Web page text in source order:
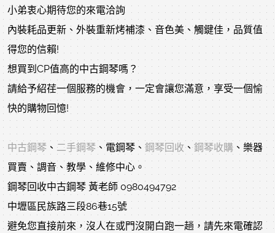
小弟衷心期待您的來電洽詢
內裝耗品更新、外裝重新烤補漆、音色美、觸鍵佳，品質值
得您的信賴!
想買到CP值高的中古鋼琴嗎？
請給予紹荏一個服務的機會，一定會讓您滿意，享受一個愉
快的購物回憶!
中古鋼琴 、 二手鋼琴、電鋼琴、 鋼琴回收、鋼琴收購 、樂器
買賣、調音、教學、維修中心。
鋼琴回收中古鋼琴 黃老師 0980494792
中壢區民族路三段86巷15號
避免您直接前來，沒人在或門沒開白跑一趟，請先來電確認